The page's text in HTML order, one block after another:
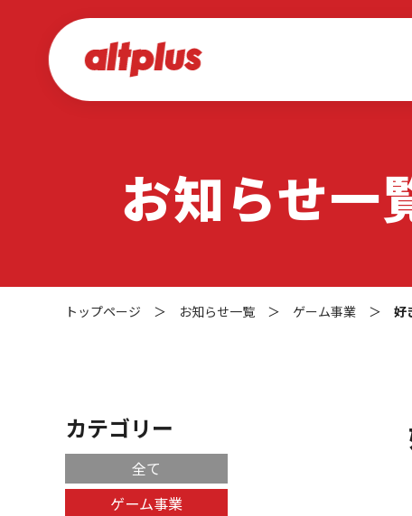
お知らせ一
トップページ ＞ お知らせ一覧 ＞ ゲーム事業 ＞ 好
カテゴリー
全て
ゲーム事業